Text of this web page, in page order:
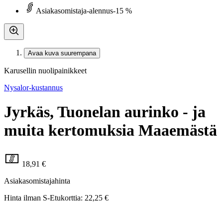
Asiakasomistaja-alennus-15 %
Avaa kuva suurempana
Karusellin nuolipainikkeet
Nysalor-kustannus
Jyrkäs, Tuonelan aurinko - ja
muita kertomuksia Maaemästä
18,91 €
Asiakasomistajahinta
Hinta ilman S-Etukorttia: 22,25 €